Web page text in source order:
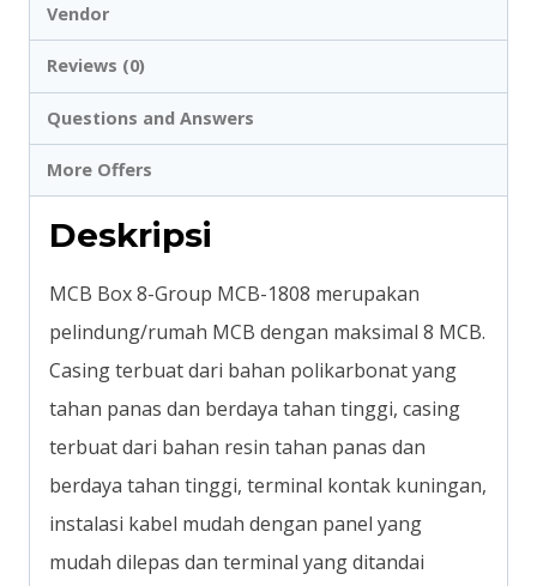
Vendor
Reviews (0)
Questions and Answers
More Offers
Deskripsi
MCB Box 8-Group MCB-1808 merupakan
pelindung/rumah MCB dengan maksimal 8 MCB.
Casing terbuat dari bahan polikarbonat yang
tahan panas dan berdaya tahan tinggi, casing
terbuat dari bahan resin tahan panas dan
berdaya tahan tinggi, terminal kontak kuningan,
instalasi kabel mudah dengan panel yang
mudah dilepas dan terminal yang ditandai